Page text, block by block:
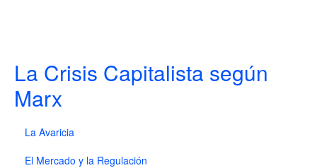
La Crisis Capitalista según
Marx
La Avaricia
El Mercado y la Regulación